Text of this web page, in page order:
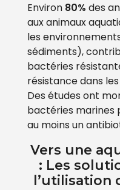
Environ 80% des
aux animaux
les
sédiments),
bactéries
résistance dans
Des études ont
bactéries marines
au moins un
Vers une
: Les